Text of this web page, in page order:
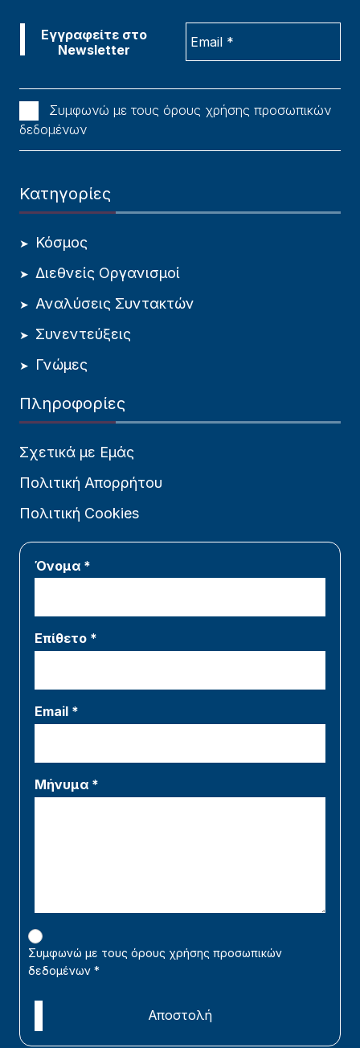
Συμφωνώ με τους όρους χρήσης προσωπικών
δεδομένων
Κατηγορίες
Κόσμος
Διεθνείς Οργανισμοί
Αναλύσεις Συντακτών
Συνεντεύξεις
Γνώμες
Πληροφορίες
Σχετικά με Εμάς
Πολιτική Απορρήτου
Πολιτική Cookies
Όνομα *
Επίθετο *
Email *
Μήνυμα *
Συμφωνώ με τους όρους χρήσης προσωπικών
δεδομένων *
Αποστολή